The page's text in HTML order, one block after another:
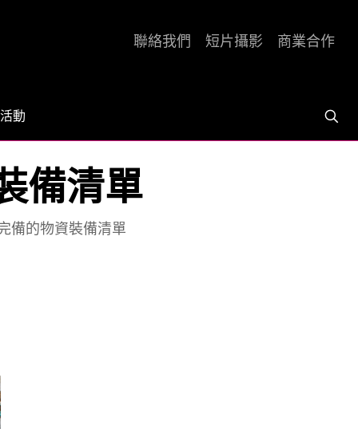
活動
聯絡我們 短片攝影 商業合作
備清單
備的物資裝備清單